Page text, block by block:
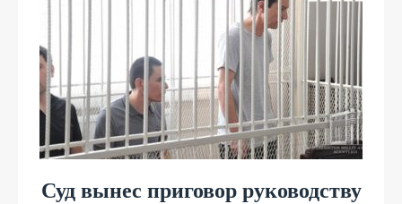
Суд вынес приговор руководству